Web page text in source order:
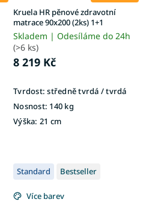
Kruela HR pěnové zdravotní
matrace 90x200 (2ks) 1+1
Skladem | Odesíláme do 24h
(>6 ks)
8 219 Kč
Tvrdost: středně tvrdá / tvrdá
Nosnost: 140 kg
Výška: 21 cm
Standard Bestseller
Více barev